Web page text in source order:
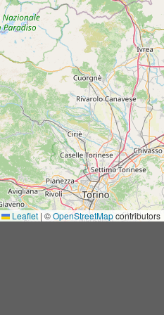
Leaflet | ©OpenStreetMapcontributors